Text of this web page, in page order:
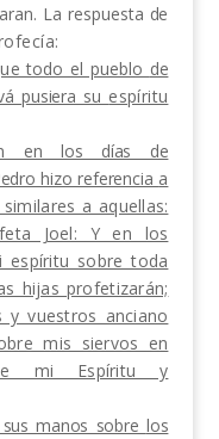
La respuesta de
todo el pueblo de
pusiera su espíritu
en los días de
hizo referencia a
a aque­llas:
Joel: Y en los
espíritu sobre toda
hijas profetizarán;
y vuestros anciano
mis siervos en
mi Espíritu y
manos sobre los